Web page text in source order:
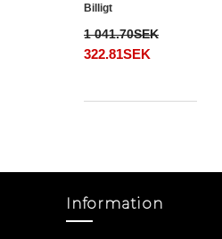
Billigt
1 041.70SEK
322.81SEK
Information